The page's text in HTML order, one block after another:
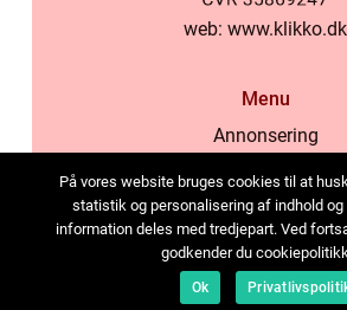
web: www.klikko.dk
Menu
Annonsering
Cookies
Kontakta oss
Sitemap
På vores website bruges cookies til at
statistik og personalisering af indhold og
information deles med tredjepart. Ved
godkender du
Ok